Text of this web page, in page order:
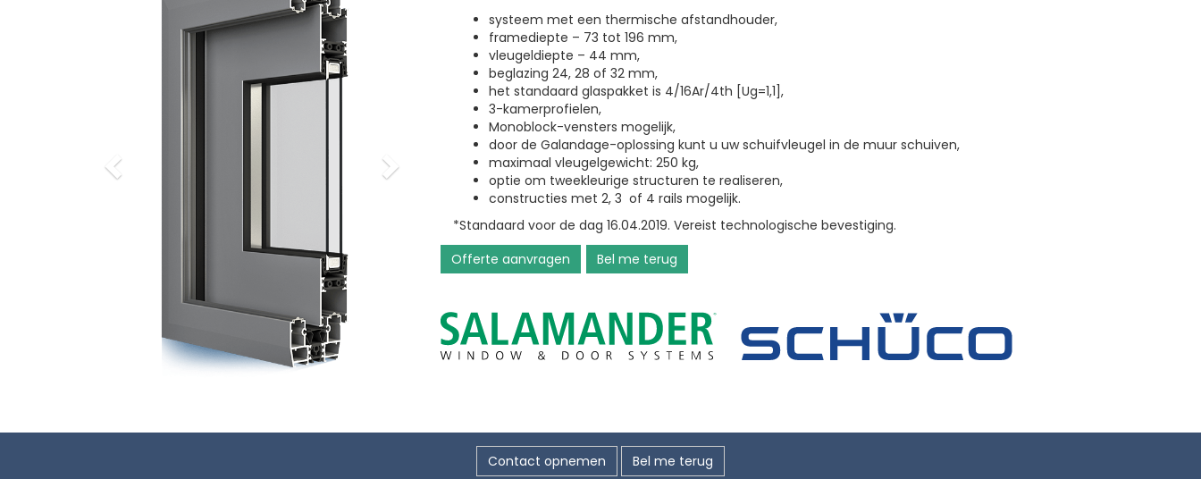
systeem met een thermische afstandhouder,
framediepte – 73 tot 196 mm,
vleugeldiepte – 44 mm,
beglazing 24, 28 of 32 mm,
het standaard glaspakket is 4/16Ar/4th [Ug=1,1],
3-kamerprofielen,
Monoblock-vensters mogelijk,
door de Galandage-oplossing kunt u uw schuifvleugel in de muur schuiven,
maximaal vleugelgewicht: 250 kg,
optie om tweekleurige structuren te realiseren,
constructies met 2, 3 of 4 rails mogelijk.
*Standaard voor de dag 16.04.2019. Vereist technologische bevestiging.
Offerte aanvragen
Bel me terug
Contact opnemen Bel me terug